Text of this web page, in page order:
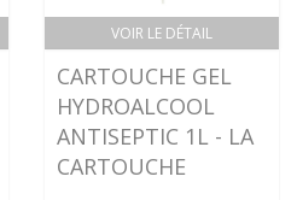
VOIR LE DÉTAIL
CARTOUCHE GEL
HYDROALCOOL
ANTISEPTIC 1L - LA
CARTOUCHE